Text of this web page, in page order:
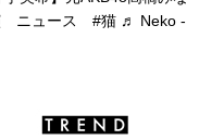
ニュース #猫 ♬ Neko -